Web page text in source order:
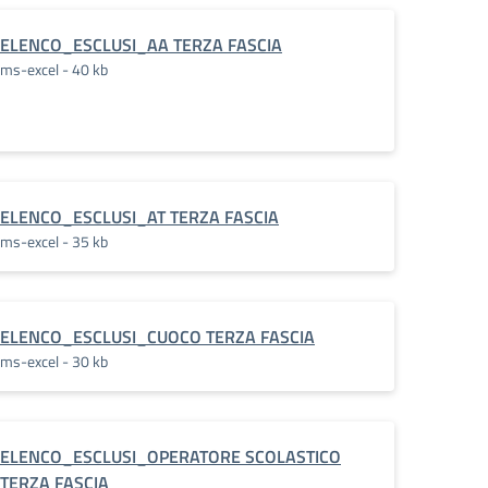
ELENCO_ESCLUSI_AA TERZA FASCIA
ms-excel - 40 kb
ELENCO_ESCLUSI_AT TERZA FASCIA
ms-excel - 35 kb
ELENCO_ESCLUSI_CUOCO TERZA FASCIA
ms-excel - 30 kb
ELENCO_ESCLUSI_OPERATORE SCOLASTICO
TERZA FASCIA